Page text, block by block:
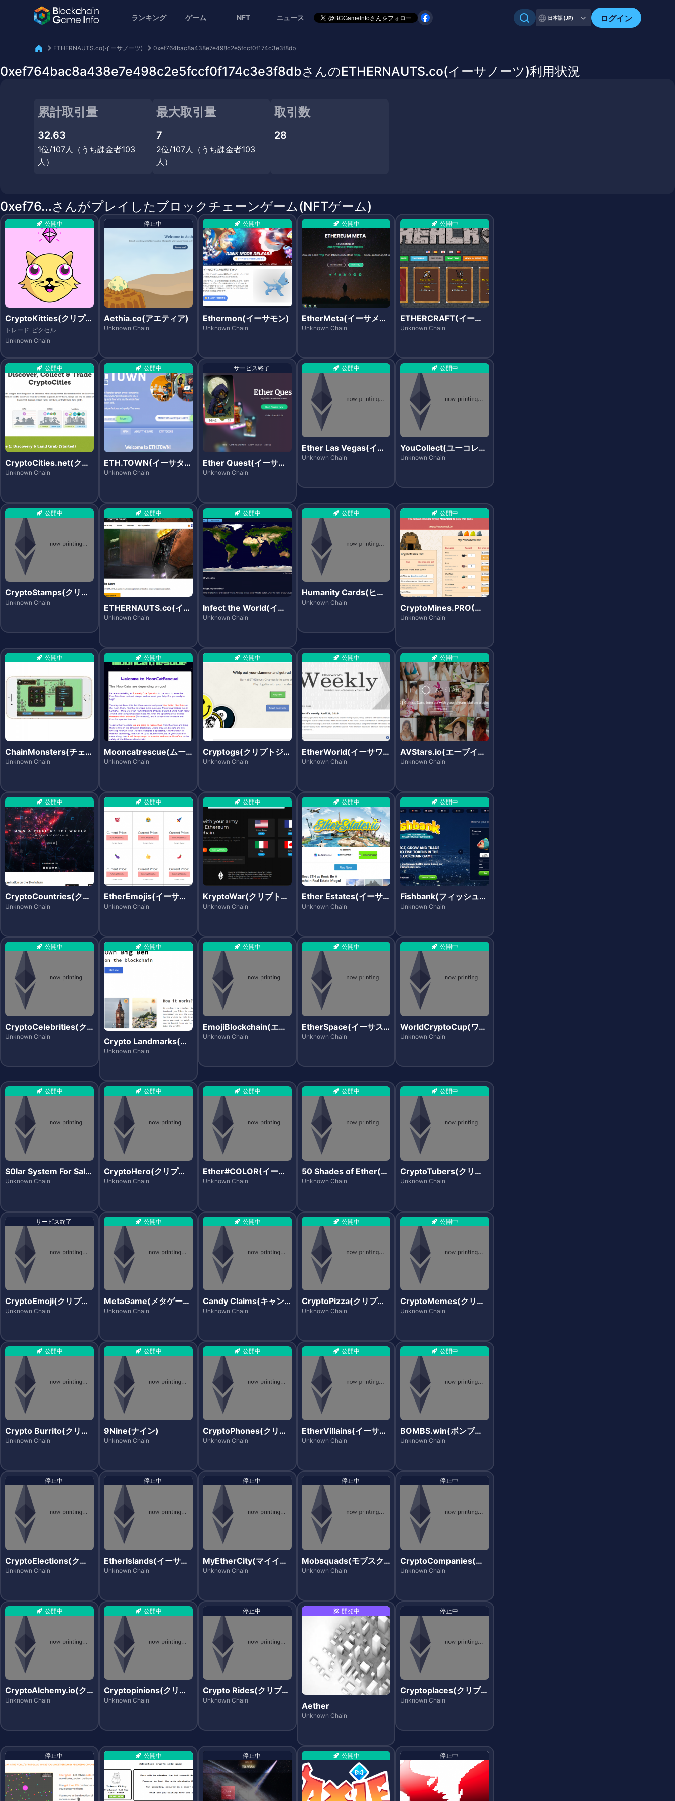
ランキング ゲーム NFT ニュース 日本語(JP) ログイン
自分のアセットを確認
ETHERNAUTS.co(イーサノーツ) 0xef764bac8a438e7e498c2e5fccf0f174c3e3f8db
0xef764bac8a438e7e498c2e5fccf0f174c3e3f8dbさんのETHERNAUTS.co(イーサノーツ)利用状況
累計取引量
32.63
1位/107人（うち課金者103
人）
最大取引量
7
2位/107人（うち課金者103
人）
取引数
28
0xef76...さんがプレイしたブロックチェーンゲーム(NFTゲーム)
公開中
CryptoKitties(クリプト
キティーズ)
トレード ピクセル
Unknown Chain
停止中
Aethia.co(アエティア)
Unknown Chain
公開中
Ethermon(イーサモン)
Unknown Chain
公開中
EtherMeta(イーサメ
タ)
Unknown Chain
公開中
ETHERCRAFT(イーサ
クラフト)
Unknown Chain
公開中
CryptoCities.net(クリ
プトシティーズ)
Unknown Chain
公開中
ETH.TOWN(イーサタウ
ン)
Unknown Chain
サービス終了
Ether Quest(イーサク
エスト)
Unknown Chain
公開中
Ether Las Vegas(イー
サラスベガス)
Unknown Chain
公開中
YouCollect(ユーコレク
ト)
Unknown Chain
公開中
CryptoStamps(クリプ
トスタンプス)
Unknown Chain
公開中
ETHERNAUTS.co(イー
サノーツ)
Unknown Chain
公開中
Infect the World(イン
フェクト・ザ・ワール
Unknown Chain
公開中
Humanity Cards(ヒュ
ーマニティカーズ)
Unknown Chain
公開中
CryptoMines.PRO(ク
リプトマインズ.プロ)
Unknown Chain
公開中
ChainMonsters(チェー
ンモンスターズ)
Unknown Chain
公開中
Mooncatrescue(ムー
ンキャットレスキュー)
Unknown Chain
公開中
Cryptogs(クリプトジー
エス)
Unknown Chain
公開中
EtherWorld(イーサワ
ールド)
Unknown Chain
公開中
AVStars.io(エーブイス
ターズ)
Unknown Chain
公開中
CryptoCountries(クリ
プトカントリーズ)
Unknown Chain
公開中
EtherEmojis(イーサエ
モジズ)
Unknown Chain
公開中
KryptoWar(クリプトウ
ォー)
Unknown Chain
公開中
Ether Estates(イーサ
エステーツ)
Unknown Chain
公開中
Fishbank(フィッシュバ
ンク)
Unknown Chain
公開中
CryptoCelebrities(ク
リプトセレブリティー
Unknown Chain
公開中
Crypto Landmarks(ク
リプトランドマークス)
Unknown Chain
公開中
EmojiBlockchain(エモ
ジブロックチェーン)
Unknown Chain
公開中
EtherSpace(イーサス
ペース)
Unknown Chain
公開中
WorldCryptoCup(ワー
ルドクリプトカップ)
Unknown Chain
公開中
S0lar System For Sale
(ソーラーシステムズフ
Unknown Chain
公開中
CryptoHero(クリプト
ヒーロー)
Unknown Chain
公開中
Ether#COLOR(イーサ
カラー)
Unknown Chain
公開中
50 Shades of Ether(フ
ィフティシェイズ・オ
Unknown Chain
公開中
CryptoTubers(クリプ
トチューバース)
Unknown Chain
サービス終了
CryptoEmoji(クリプト
エモジ)
Unknown Chain
公開中
MetaGame(メタゲー
ム)
Unknown Chain
公開中
Candy Claims(キャン
ディクレイムズ)
Unknown Chain
公開中
CryptoPizza(クリプト
ピッツァ)
Unknown Chain
公開中
CryptoMemes(クリプ
トメムズ)
Unknown Chain
公開中
Crypto Burrito(クリプ
トブリート)
Unknown Chain
公開中
9Nine(ナイン)
Unknown Chain
公開中
CryptoPhones(クリプ
トフォンズ)
Unknown Chain
公開中
EtherVillains(イーサビ
リアンズ)
Unknown Chain
公開中
BOMBS.win(ボンブズ.
ウィン)
Unknown Chain
停止中
CryptoElections(クリ
プトエレクションズ)
Unknown Chain
停止中
EtherIslands(イーサア
イランズ)
Unknown Chain
停止中
MyEtherCity(マイイー
サシティー)
Unknown Chain
停止中
Mobsquads(モブスク
ワッズ)
Unknown Chain
停止中
CryptoCompanies(ク
リプトカンパニーズ)
Unknown Chain
公開中
CryptoAlchemy.io(ク
リプトアルケミー)
Unknown Chain
公開中
Cryptopinions(クリプ
トピニオンズ)
Unknown Chain
停止中
Crypto Rides(クリプト
ライズ)
Unknown Chain
開発中
Aether
Unknown Chain
停止中
Cryptoplaces(クリプト
プレイシズ)
Unknown Chain
停止中 公開中 停止中 公開中 停止中